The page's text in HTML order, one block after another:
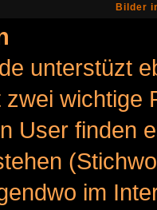
Bilder
unterstüzt
wichtige
User finden
im